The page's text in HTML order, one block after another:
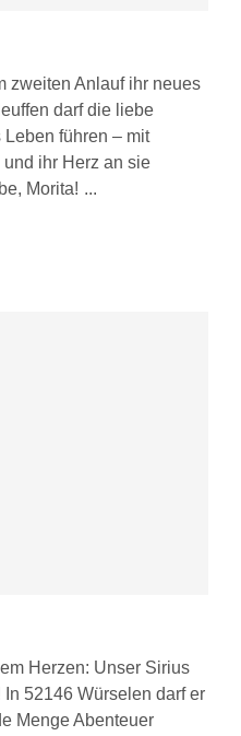
zweiten Anlauf ihr neues
darf die liebe
führen – mit
ihr Herz an sie
Morita!
Herzen: Unser Sirius
52146 Würselen darf er
Menge Abenteuer